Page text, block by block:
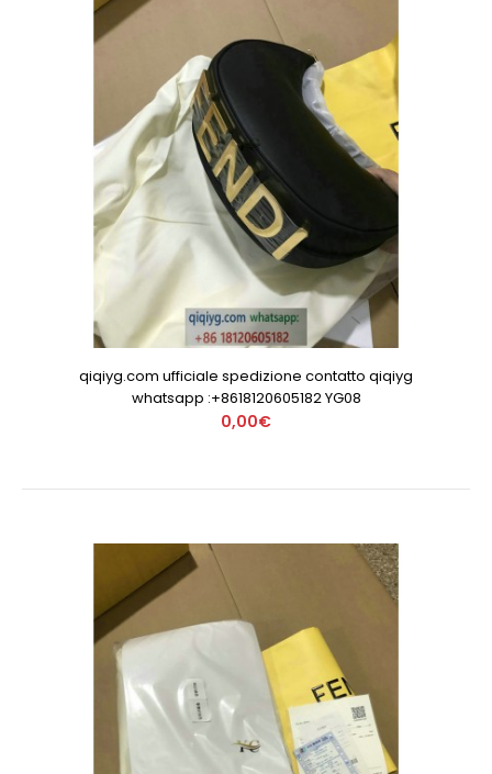
qiqiyg.com ufficiale spedizione contatto qiqiyg
whatsapp :+8618120605182 YG08
0,00€